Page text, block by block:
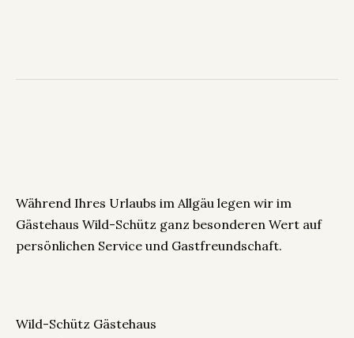
Während Ihres Urlaubs im Allgäu legen wir im
Gästehaus Wild-Schütz ganz besonderen Wert auf
persönlichen Service und Gastfreundschaft.
Wild-Schütz Gästehaus